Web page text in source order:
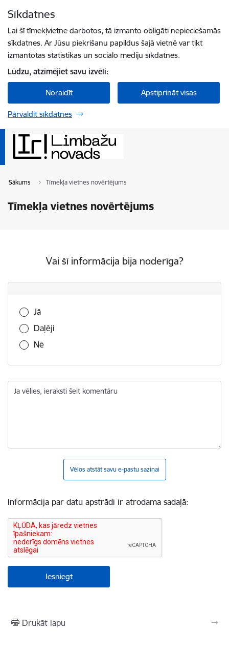
Sīkdatnes
Lai šī tīmekļvietne darbotos, tā izmanto obligāti nepieciešamās
sīkdatnes. Ar Jūsu piekrišanu papildus šajā vietnē var tikt
izmantotas statistikas un sociālo mediju sīkdatnes.
Lūdzu, atzīmējiet savu izvēli:
Noraidīt Apstiprināt visas
Pārvaldīt sīkdatnes
Sākums Tīmekļa vietnes novērtējums
Tīmekļa vietnes novērtējums
Vai šī informācija bija noderīga?
Vai šī informācija bija noderīga?
Jā
Daļēji
Nē
Ja vēlies, ieraksti šeit komentāru
Vēlos atstāt savu e-pastu saziņai
Informācija par datu apstrādi ir atrodama sadaļā:
Drukāt lapu